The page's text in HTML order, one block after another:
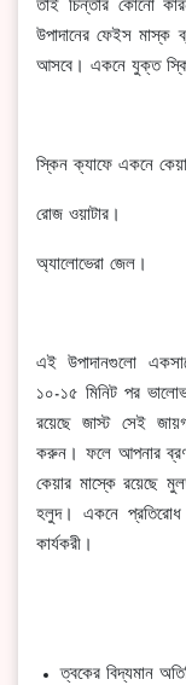
তাই চিন্তার কোনো
উপাদানের ফেইস মাস্ক
আসবে। একনে যুক্ত
স্কিন ক্যাফে একনে
রোজ ওয়াটার।
অ্যালোভেরা জেল।
এই উপাদানগুলো
১০-১৫ মিনিট পর
রয়েছে জাস্ট সেই
করুন। ফলে আপনার
কেয়ার মাস্কে রয়েছে
হলুদ। একনে প্রতিরোধ
কার্যকরী।
ত্বকের বিদ্যমান